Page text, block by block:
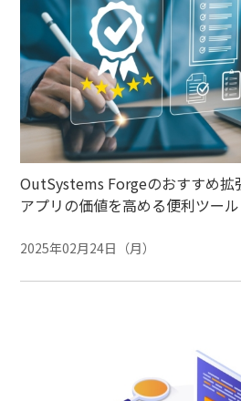
OutSystems Forgeのおすすめ拡
アプリの価値を高める便利ツール
2025年02月24日（月）